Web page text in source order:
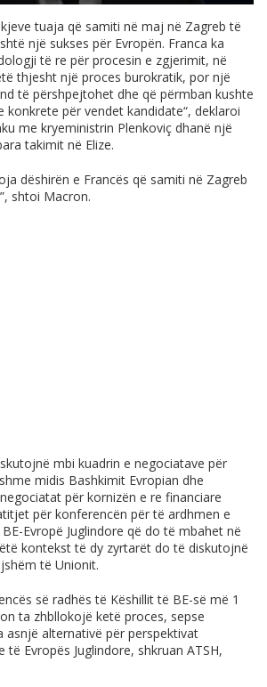
tuaja që samiti në maj në Zagreb të
një sukses për Evropën. Franca ka
të re për procesin e zgjerimit, në
thjesht një proces burokratik, por një
të përshpejtohet dhe që përmban kushte
për vendet kandidate“, deklaroi
me kryeministrin Plenkoviç dhanë një
takimit në Elize.
dëshirën e Francës që samiti në Zagreb
shtoi Macron.
mbi kuadrin e negociatave për
midis Bashkimit Evropian dhe
për kornizën e re financiare
për konferencën për të ardhmen e
Evropë Juglindore që do të mbahet në
kontekst të dy zyrtarët do të diskutojnë
të Unionit.
së radhës të Këshillit të BE-së më 1
ta zhbllokojë ketë proces, sepse
asnjë alternativë për perspektivat
të Evropës Juglindore, shkruan ATSH,